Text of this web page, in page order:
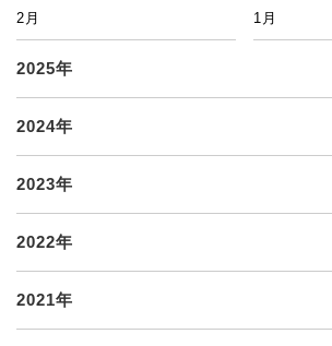
2月 1月
2025年
2024年
2023年
2022年
2021年